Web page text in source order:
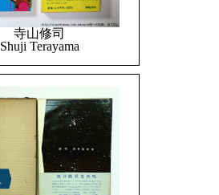
寺山修司
Shuji Terayama